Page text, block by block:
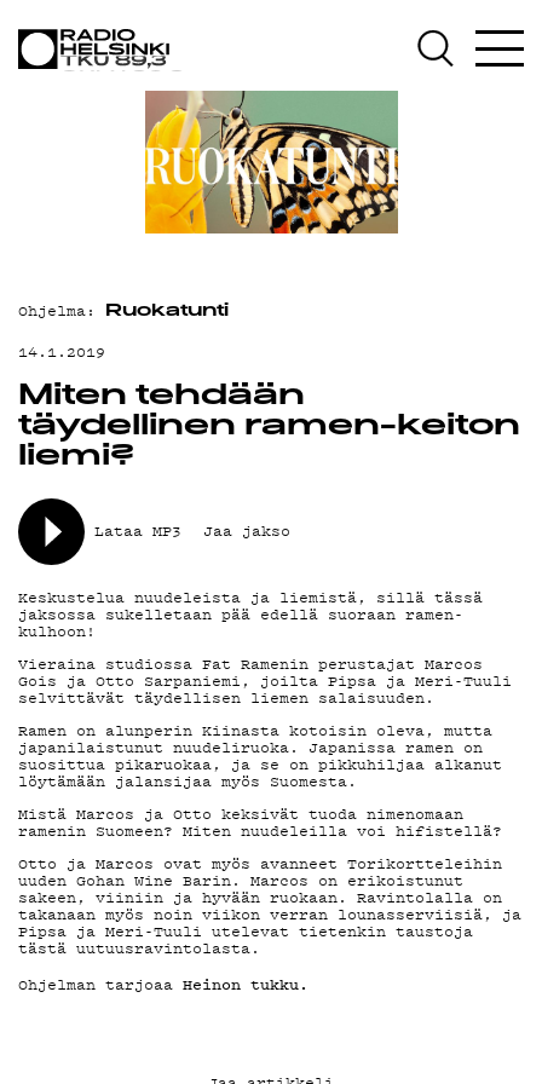
AJANKOHTAISTA
OHJELMAT
TEKIJÄT
ON-DEMAND
PODCAST
MAINOSTA
YHTEYSTIEDOT
G LIVELAB
YSTÄVÄKLUBI
TIETOSUOJA
KIRJAUDU SISÄÄN
Ohjelma: Ruokatunti
14.1.2019
Miten tehdään
täydellinen ramen-keiton
liemi?
Lataa MP3 Jaa jakso
Keskustelua nuudeleista ja liemistä, sillä tässä
jaksossa sukelletaan pää edellä suoraan ramen-
kulhoon!
Vieraina studiossa Fat Ramenin perustajat Marcos
Gois ja Otto Sarpaniemi, joilta Pipsa ja Meri-Tuuli
selvittävät täydellisen liemen salaisuuden.
Ramen on alunperin Kiinasta kotoisin oleva, mutta
japanilaistunut nuudeliruoka. Japanissa ramen on
suosittua pikaruokaa, ja se on pikkuhiljaa alkanut
löytämään jalansijaa myös Suomesta.
Mistä Marcos ja Otto keksivät tuoda nimenomaan
ramenin Suomeen? Miten nuudeleilla voi hifistellä?
Otto ja Marcos ovat myös avanneet Torikortteleihin
uuden Gohan Wine Barin. Marcos on erikoistunut
sakeen, viiniin ja hyvään ruokaan. Ravintolalla on
takanaan myös noin viikon verran lounasserviisiä, ja
Pipsa ja Meri-Tuuli utelevat tietenkin taustoja
tästä uutuusravintolasta.
Ohjelman tarjoaa Heinon tukku.